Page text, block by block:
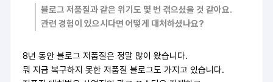
블로그 저품질과 같은 위기도 몇 번 겪으셨을 것 같아요.
관련 경험이 있으시다면 어떻게 대처하셨나요?
8년 동안 블로그 저품질은 정말 많이 왔습니다.
뭐 지금 복구하지 못한 저품질 블로그도 가지고 있습니다.